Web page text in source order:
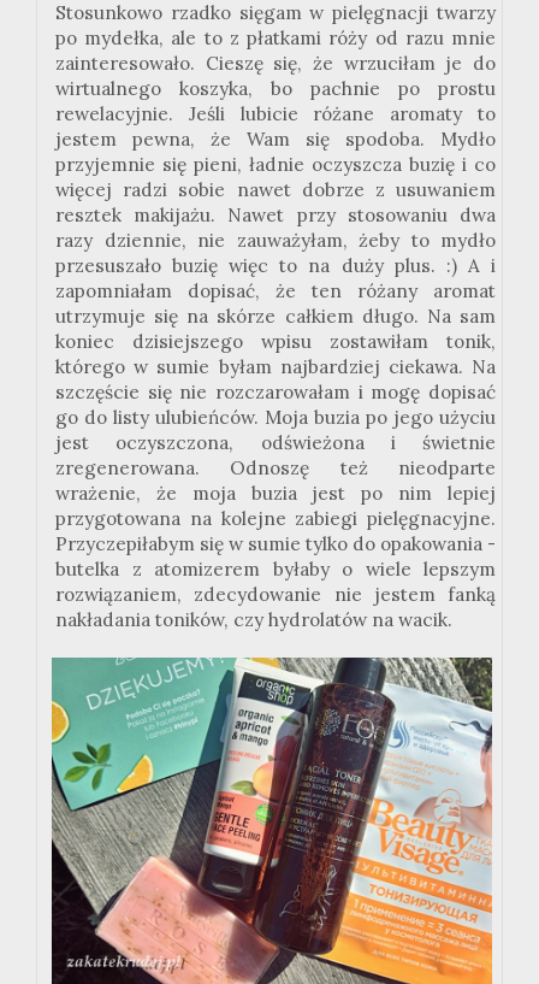
Stosunkowo rzadko sięgam w pielęgnacji twarzy
po mydełka, ale to z płatkami róży od razu mnie
zainteresowało. Cieszę się, że wrzuciłam je do
wirtualnego koszyka, bo pachnie po prostu
rewelacyjnie. Jeśli lubicie różane aromaty to
jestem pewna, że Wam się spodoba. Mydło
przyjemnie się pieni, ładnie oczyszcza buzię i co
więcej radzi sobie nawet dobrze z usuwaniem
resztek makijażu. Nawet przy stosowaniu dwa
razy dziennie, nie zauważyłam, żeby to mydło
przesuszało buzię więc to na duży plus. :) A i
zapomniałam dopisać, że ten różany aromat
utrzymuje się na skórze całkiem długo. Na sam
koniec dzisiejszego wpisu zostawiłam tonik,
którego w sumie byłam najbardziej ciekawa. Na
szczęście się nie rozczarowałam i mogę dopisać
go do listy ulubieńców. Moja buzia po jego użyciu
jest oczyszczona, odświeżona i świetnie
zregenerowana. Odnoszę też nieodparte
wrażenie, że moja buzia jest po nim lepiej
przygotowana na kolejne zabiegi pielęgnacyjne.
Przyczepiłabym się w sumie tylko do opakowania -
butelka z atomizerem byłaby o wiele lepszym
rozwiązaniem, zdecydowanie nie jestem fanką
nakładania toników, czy hydrolatów na wacik.